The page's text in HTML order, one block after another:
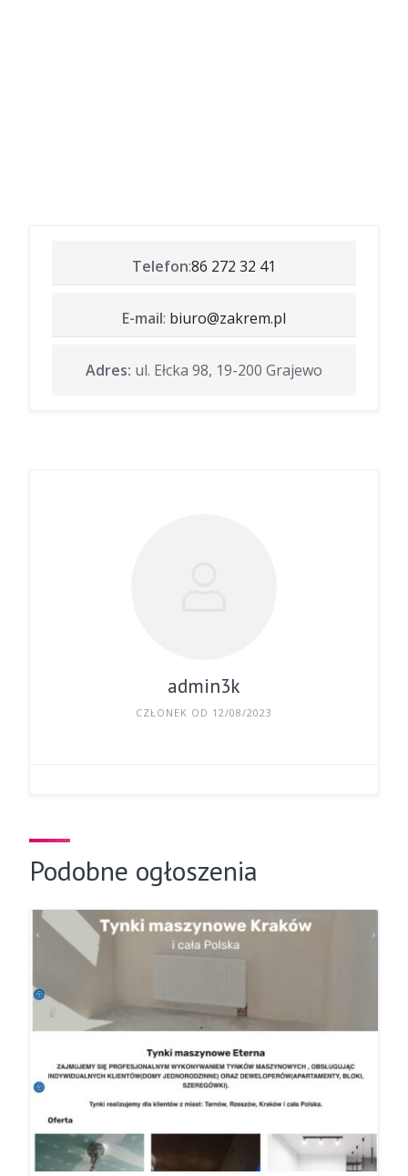
Telefon:86 272 32 41
E-mail: biuro@zakrem.pl
Adres: ul. Ełcka 98, 19-200 Grajewo
admin3k
CZŁONEK OD 12/08/2023
Podobne ogłoszenia